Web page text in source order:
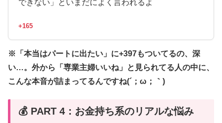
できない」といまだによく言われるよ
+165
※「本当はパートに出たい」に+397もついてるの、深
い…。外から「専業主婦いいね」と見られてる人の中に、
こんな本音が詰まってるんですね(´；ω；｀)
💰 PART 4：お金持ち系のリアルな悩み